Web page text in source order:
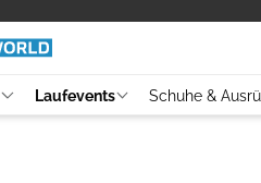
Laufevents Schuhe &